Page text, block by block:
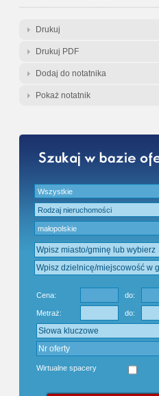
Gratis -
Drukuj
Drukuj PDF
Dodaj do notatnika
Pokaż notatnik
Cena: do:
Metraż: do:
Wirtualne spacery